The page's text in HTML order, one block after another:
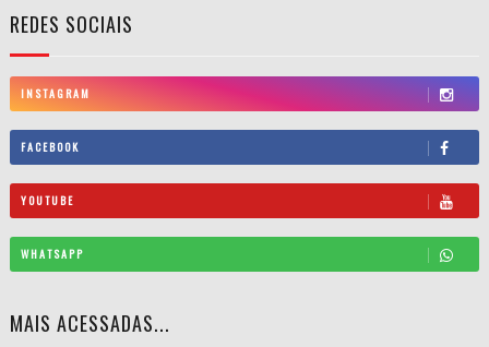
REDES SOCIAIS
INSTAGRAM
FACEBOOK
YOUTUBE
WHATSAPP
MAIS ACESSADAS...